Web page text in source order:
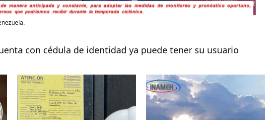
con cédula de identidad ya puede tener su usuario